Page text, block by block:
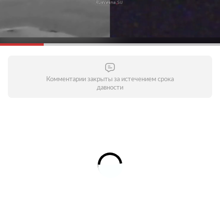
Комментарии закрыты за истечением срока
давности